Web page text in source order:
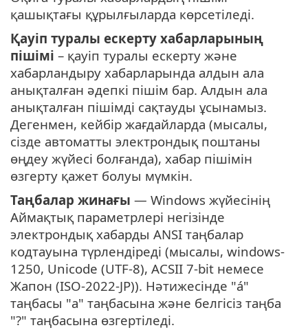
қашықтағы құрылғыларда көрсетіледі.
Қауіп туралы ескерту хабарларының
пішімі – қауіп туралы ескерту және
хабарландыру хабарларында алдын ала
анықталған әдепкі пішім бар. Алдын ала
анықталған пішімді сақтауды ұсынамыз.
Дегенмен, кейбір жағдайларда (мысалы,
сізде автоматты электрондық поштаны
өңдеу жүйесі болғанда), хабар пішімін
өзгерту қажет болуы мүмкін.
Таңбалар жинағы — Windows жүйесінің
Аймақтық параметрлері негізінде
электрондық хабарды ANSI таңбалар
кодтауына түрлендіреді (мысалы, windows-
1250, Unicode (UTF-8), ACSII 7-bit немесе
Жапон (ISO-2022-JP)). Нәтижесінде "á"
таңбасы "a" таңбасына және белгісіз таңба
"?" таңбасына өзгертіледі.